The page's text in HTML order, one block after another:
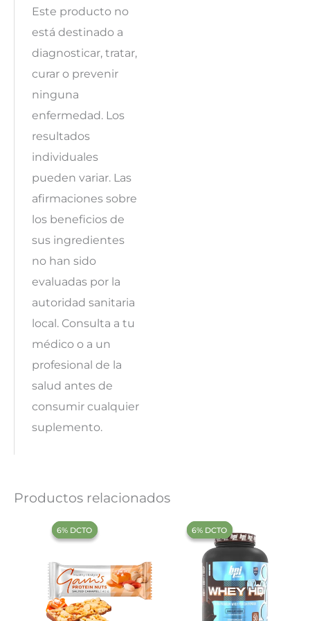
Este producto no
está destinado a
diagnosticar, tratar,
curar o prevenir
ninguna
enfermedad. Los
resultados
individuales
pueden variar. Las
afirmaciones sobre
los beneficios de
sus ingredientes
no han sido
evaluadas por la
autoridad sanitaria
local. Consulta a tu
médico o a un
profesional de la
salud antes de
consumir cualquier
suplemento.
Productos relacionados
‍6% DCTO‍‍
‍6% DCTO‍‍ ‍6% DCTO‍‍
‍6% DCTO‍‍